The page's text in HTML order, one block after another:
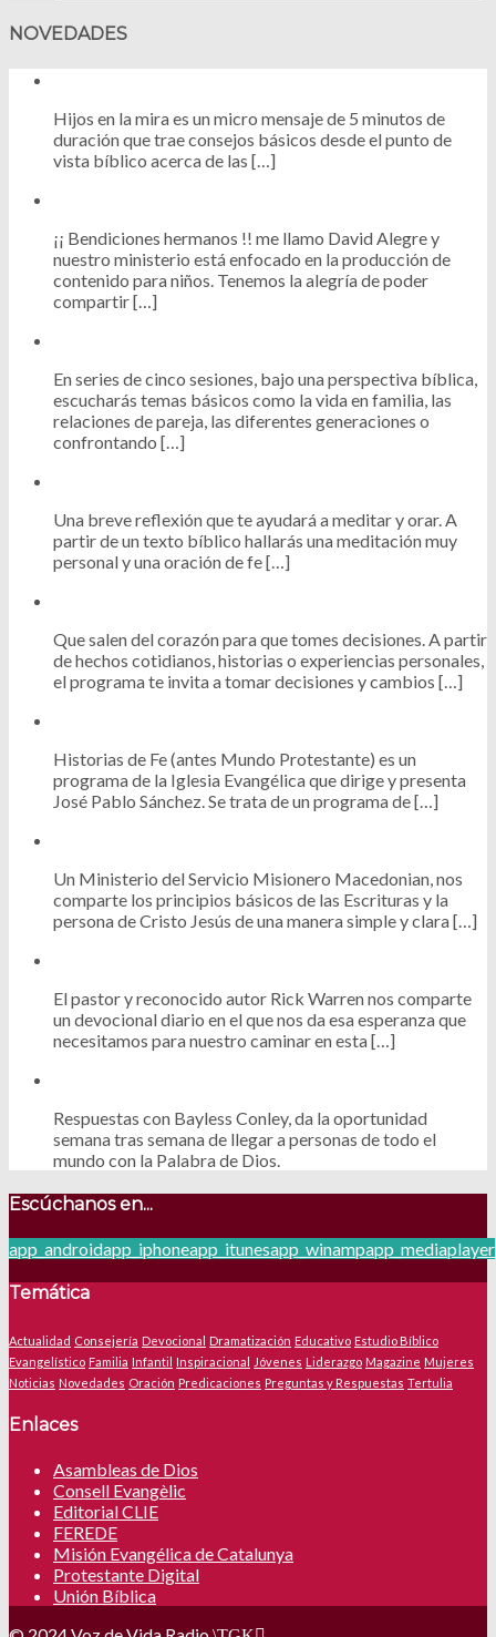
NOVEDADES
Hijos en la mira es un micro mensaje de 5 minutos de
duración que trae consejos básicos desde el punto de
vista bíblico acerca de las […]
¡¡ Bendiciones hermanos !! me llamo David Alegre y
nuestro ministerio está enfocado en la producción de
contenido para niños. Tenemos la alegría de poder
compartir […]
En series de cinco sesiones, bajo una perspectiva bíblica,
escucharás temas básicos como la vida en familia, las
relaciones de pareja, las diferentes generaciones o
confrontando […]
Una breve reflexión que te ayudará a meditar y orar. A
partir de un texto bíblico hallarás una meditación muy
personal y una oración de fe […]
Que salen del corazón para que tomes decisiones. A partir
de hechos cotidianos, historias o experiencias personales,
el programa te invita a tomar decisiones y cambios […]
Historias de Fe (antes Mundo Protestante) es un
programa de la Iglesia Evangélica que dirige y presenta
José Pablo Sánchez. Se trata de un programa de […]
Un Ministerio del Servicio Misionero Macedonian, nos
comparte los principios básicos de las Escrituras y la
persona de Cristo Jesús de una manera simple y clara […]
El pastor y reconocido autor Rick Warren nos comparte
un devocional diario en el que nos da esa esperanza que
necesitamos para nuestro caminar en esta […]
Respuestas con Bayless Conley, da la oportunidad
semana tras semana de llegar a personas de todo el
mundo con la Palabra de Dios.
Escúchanos en...
app_androidapp_iphoneapp_itunesapp_winampapp_mediaplayer
Temática
Actualidad Consejería Devocional Dramatización Educativo Estudio Bíblico
Evangelístico Familia Infantil Inspiracional Jóvenes Liderazgo Magazine Mujeres
Noticias Novedades Oración Predicaciones Preguntas y Respuestas Tertulia
Enlaces
Asambleas de Dios
Consell Evangèlic
Editorial CLIE
FEREDE
Misión Evangélica de Catalunya
Protestante Digital
Unión Bíblica